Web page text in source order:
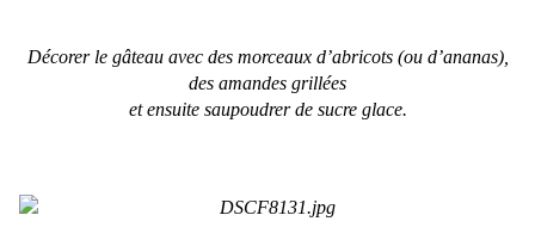
Décorer le gâteau avec des morceaux d’abricots (ou d’ananas),
des amandes grillées
et ensuite saupoudrer de sucre glace.